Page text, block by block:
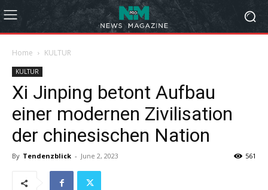
Home KULTUR
KULTUR
Xi Jinping betont Aufbau
einer modernen Zivilisation
der chinesischen Nation
By Tendenzblick - June 2, 2023 561